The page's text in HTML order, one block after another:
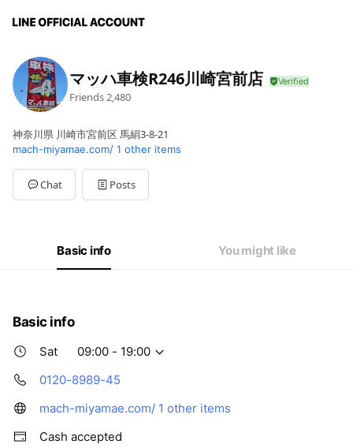
マッハ車検R246川崎宮前店
Friends 2,480
神奈川県 川崎市宮前区 馬絹3-8-21
mach-miyamae.com/ 1 other items
Chat Posts
Basic info You might like
Basic info
Sat
09:00 - 19:00
0120-8989-45
mach-miyamae.com/ 1 other items
Cash accepted